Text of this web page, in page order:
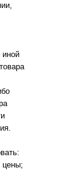
иной
цены;